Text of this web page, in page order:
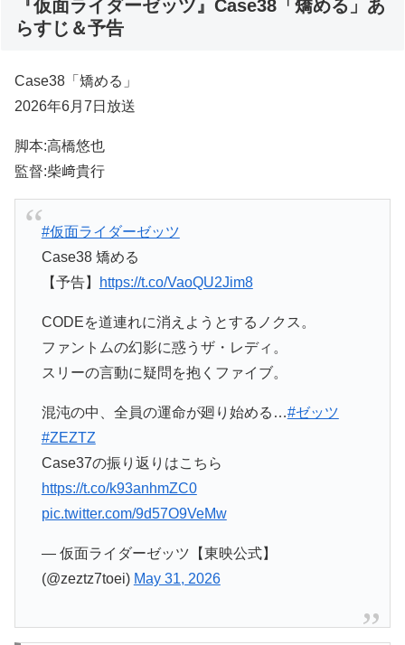
『仮面ライダーゼッツ』Case38「矯める」あ
らすじ＆予告
Case38「矯める」
2026年6月7日放送
脚本:高橋悠也
監督:柴﨑貴行
#仮面ライダーゼッツ
Case38 矯める
【予告】
https://t.co/VaoQU2Jim8
CODEを道連れに消えようとするノクス。
ファントムの幻影に惑うザ・レディ。
スリーの言動に疑問を抱くファイブ。
混沌の中、全員の運命が廻り始める…#ゼッツ
#ZEZTZ
Case37の振り返りはこちら
https://t.co/k93anhmZC0
pic.twitter.com/9d57O9VeMw
— 仮面ライダーゼッツ【東映公式】
(@zeztz7toei) May 31, 2026